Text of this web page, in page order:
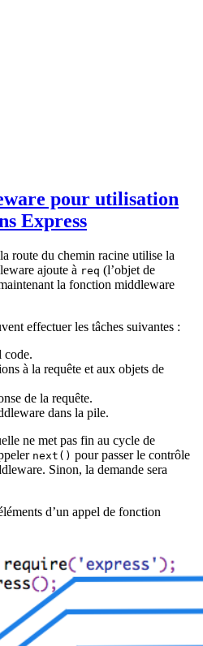
pour utilisation
Express
route du chemin racine utilise la
ajoute à req (l’objet de
la fonction middleware
effectuer les tâches suivantes :
code.
à la requête et aux objets de
de la requête.
dans la pile.
ne met pas fin au cycle de
next() pour passer le contrôle
Sinon, la demande sera
d’un appel de fonction